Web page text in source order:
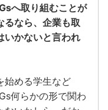
へ取り組むことが
るなら、企業も取
いかないと言われ
始める学生など
何らかの形で関わ